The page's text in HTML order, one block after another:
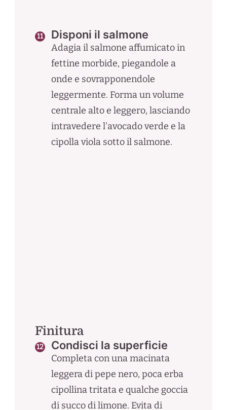
Disponi il salmone
Adagia il salmone affumicato in
fettine morbide, piegandole a
onde e sovrapponendole
leggermente. Forma un volume
centrale alto e leggero, lasciando
intravedere l'avocado verde e la
cipolla viola sotto il salmone.
Finitura
Condisci la superficie
Completa con una macinata
leggera di pepe nero, poca erba
cipollina tritata e qualche goccia
di succo di limone. Evita di